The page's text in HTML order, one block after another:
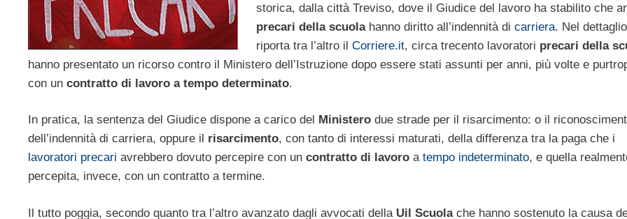
storica, dalla città Treviso, dove il Giudice del lavoro ha stabilito che
precari della scuolahanno diritto all’indennità di carriera. Nel
riporta tra l’altro il Corriere.it, circa trecento lavoratori precari della
hanno presentato un ricorso contro il Ministero dell’Istruzione dopo essere stati assunti per anni, più volte e
con un contratto di lavoro a tempo determinato.
In pratica, la sentenza del Giudice dispone a carico del Ministero due strade per il risarcimento: o il
dell’indennità di carriera, oppure il risarcimento, con tanto di interessi maturati, della differenza tra la paga che i
lavoratori precari avrebbero dovuto percepire con un contratto di lavoro a tempo indeterminato, e quella
percepita, invece, con un contratto a termine.
Il tutto poggia, secondo quanto tra l’altro avanzato dagli avvocati della Uil Scuolache hanno sostenuto la causa